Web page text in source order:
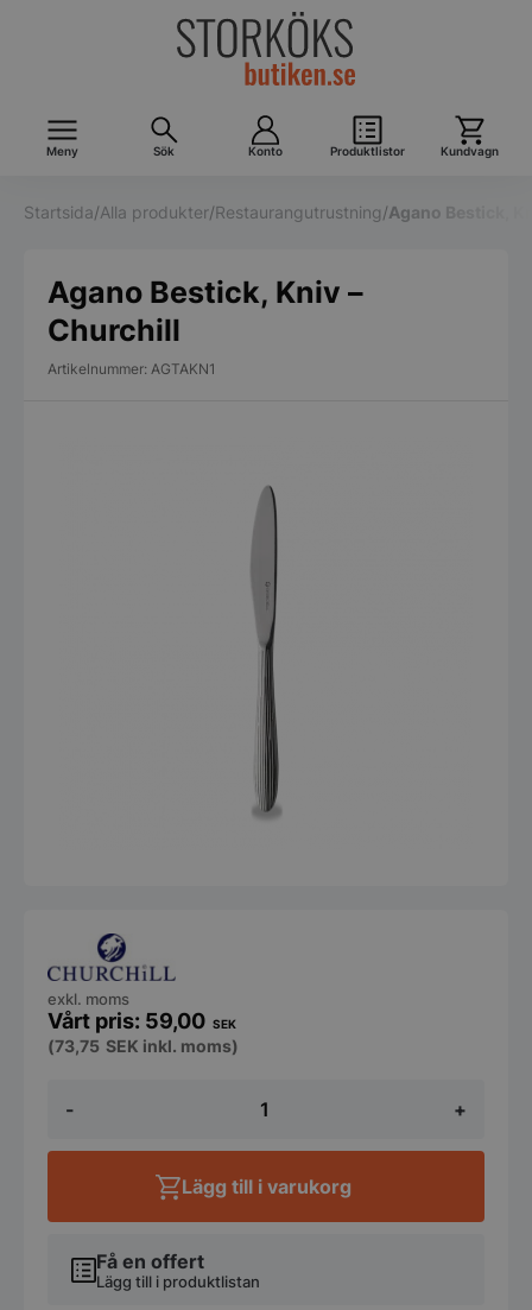
Meny Sök Konto Produktlistor Kundvagn
Startsida/Alla produkter/Restaurangutrustning/Agano Bestick,
Agano Bestick, Kniv –
Churchill
Artikelnummer: AGTAKN1
-
Bestick,
-
+
59,00 SEK
exkl. moms
(73,75 SEK inkl. moms)
Få en offert
Lägg till i produktlistan
Lägg till i varukorg